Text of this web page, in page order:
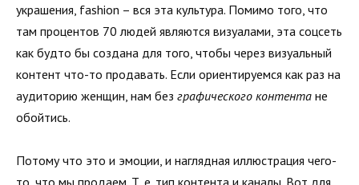
украшения, fashion – вся эта культура. Помимо того, что
там процентов 70 людей являются визуалами, эта соцсеть
как будто бы создана для того, чтобы через визуальный
контент что-то продавать. Если ориентируемся как раз на
аудиторию женщин, нам без графического контента не
обойтись.
Потому что это и эмоции, и наглядная иллюстрация чего-
то, что мы продаем. Т. е. тип контента и каналы. Вот для